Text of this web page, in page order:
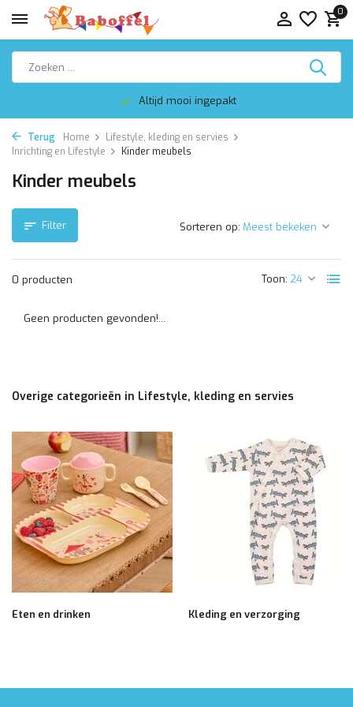
0
Altijd mooi ingepakt
Terug Home
Lifestyle, kleding en servies
Inrichting en Lifestyle
Kinder meubels
Kinder meubels
Filter
0 producten Toon:
Sorteren op:
Geen producten gevonden!...
Overige categorieën in Lifestyle, kleding en servies
Eten en drinken Kleding en verzorging